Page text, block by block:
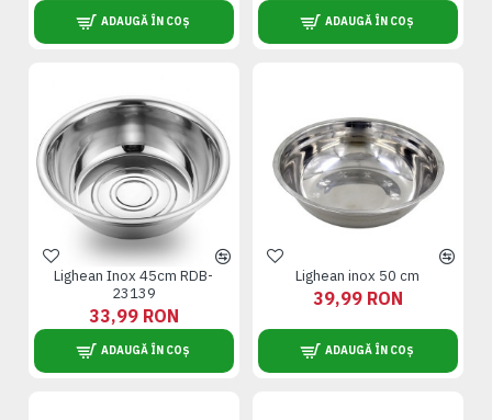
ADAUGĂ ÎN COȘ ADAUGĂ ÎN COȘ
Lighean Inox 45cm RDB-
23139
33,99 RON
ADAUGĂ ÎN COȘ
Lighean inox 50 cm
39,99 RON
ADAUGĂ ÎN COȘ